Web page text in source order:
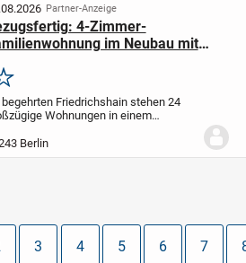
Partner-Anzeige
4-Zimmer-
im Neubau mit
– 0172-3261193
Mo–So)
Merken
begehrten Friedrichshain stehen 24
Wohnungen in einem
zur Verfügung.
Wohnungen überzeugen mit
Berlin
3 4 5 6 7